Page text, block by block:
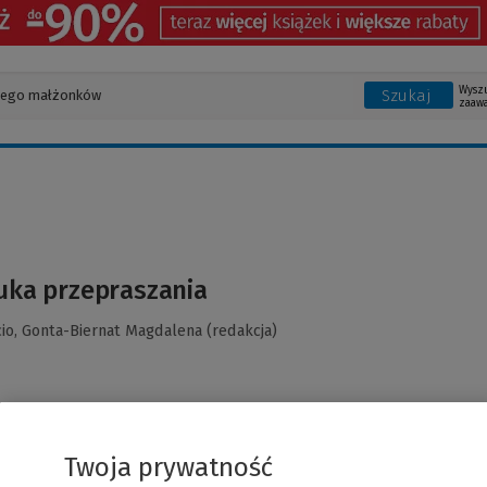
Szukaj
przepraszania
Gonta-Biernat Magdalena (redakcja)
Twoja prywatność